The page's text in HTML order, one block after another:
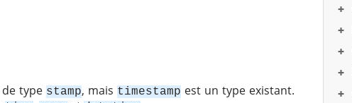
de typestamp, maistimestamp est un type existant.